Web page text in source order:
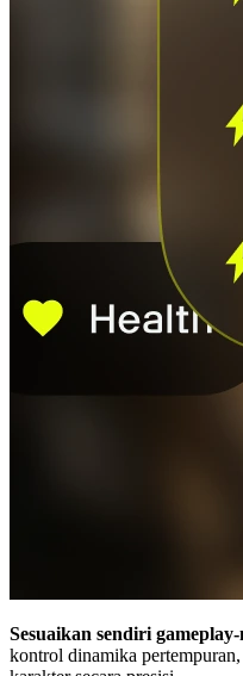
Sesuaikan sendiri
kontrol dinamika